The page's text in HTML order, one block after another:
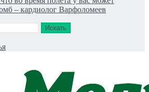
– кардиолог Варфоломеев
Искать